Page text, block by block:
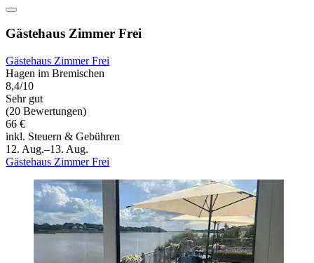
Gästehaus Zimmer Frei
Gästehaus Zimmer Frei
Hagen im Bremischen
8,4/10
Sehr gut
(20 Bewertungen)
66 €
inkl. Steuern & Gebühren
12. Aug.–13. Aug.
Gästehaus Zimmer Frei